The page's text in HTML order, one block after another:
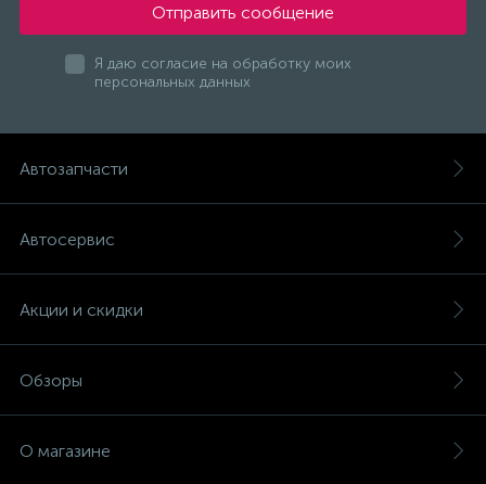
Отправить сообщение
Я даю согласие на обработку моих
персональных данных
Автозапчасти
Автосервис
Акции и скидки
Обзоры
О магазине